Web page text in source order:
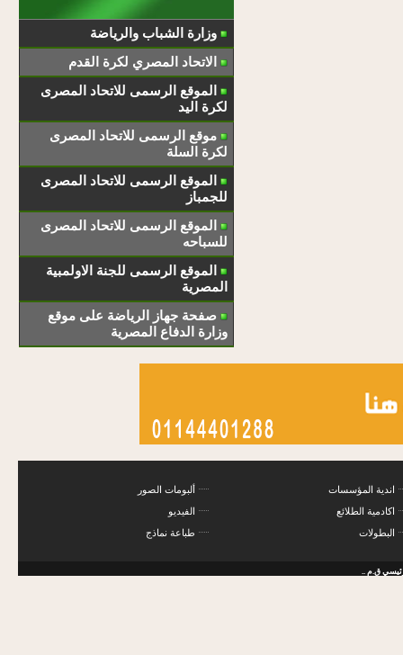
وزارة الشباب والرياضة
الاتحاد المصري لكرة القدم
الموقع الرسمى للاتحاد المصرى
لكرة اليد
موقع الرسمى للاتحاد المصرى
لكرة السلة
الموقع الرسمى للاتحاد المصرى
للجمباز
الموقع الرسمى للاتحاد المصرى
للسباحه
الموقع الرسمى للجنة الاولمبية
المصرية
صفحة جهاز الرياضة على موقع
وزارة الدفاع المصرية
ألبومات الصور
الفيديو
طباعة نماذج
اندية المؤسسات
اكادمية الطلائع
البطولات